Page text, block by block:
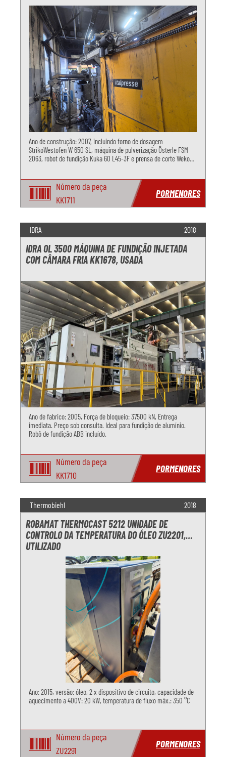
Ano de construção: 2007, incluindo forno de dosagem
StrikoWestofen W 650 SL, máquina de pulverização Österle FSM
2063, robot de fundição Kuka 60 L45-3F e prensa de corte Weko
Número da peça
KK1711
PORMENORES
IDRA 2018
IDRA OL 3500 MÁQUINA DE FUNDIÇÃO INJETADA
COM CÂMARA FRIA KK1678, USADA
Ano de fabrico: 2005, Força de bloqueio: 37500 kN, Entrega
imediata. Preço sob consulta. Ideal para fundição de alumínio.
Robô de fundição ABB incluído.
Número da peça
KK1710
PORMENORES
Thermobiehl 2018
ROBAMAT THERMOCAST 5212 UNIDADE DE
CONTROLO DA TEMPERATURA DO ÓLEO ZU2201,
UTILIZADO
Ano: 2015, versão: óleo, 2 x dispositivo de circuito, capacidade de
aquecimento a 400V: 20 kW, temperatura de fluxo máx.: 350 °C
Número da peça
ZU2291
PORMENORES